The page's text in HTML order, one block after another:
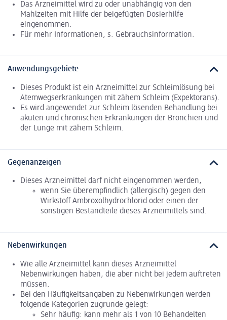
Das Arzneimittel wird zu oder unabhängig von den
Mahlzeiten mit Hilfe der beigefügten Dosierhilfe
eingenommen.
Für mehr Informationen, s. Gebrauchsinformation.
Anwendungsgebiete
Dieses Produkt ist ein Arzneimittel zur Schleimlösung bei
Atemwegserkrankungen mit zähem Schleim (Expektorans).
Es wird angewendet zur Schleim lösenden Behandlung bei
akuten und chronischen Erkrankungen der Bronchien und
der Lunge mit zähem Schleim.
Gegenanzeigen
Dieses Arzneimittel darf nicht eingenommen werden,
wenn Sie überempfindlich (allergisch) gegen den
Wirkstoff Ambroxolhydrochlorid oder einen der
sonstigen Bestandteile dieses Arzneimittels sind.
Nebenwirkungen
Wie alle Arzneimittel kann dieses Arzneimittel
Nebenwirkungen haben, die aber nicht bei jedem auftreten
müssen.
Bei den Häufigkeitsangaben zu Nebenwirkungen werden
folgende Kategorien zugrunde gelegt:
Sehr häufig: kann mehr als 1 von 10 Behandelten